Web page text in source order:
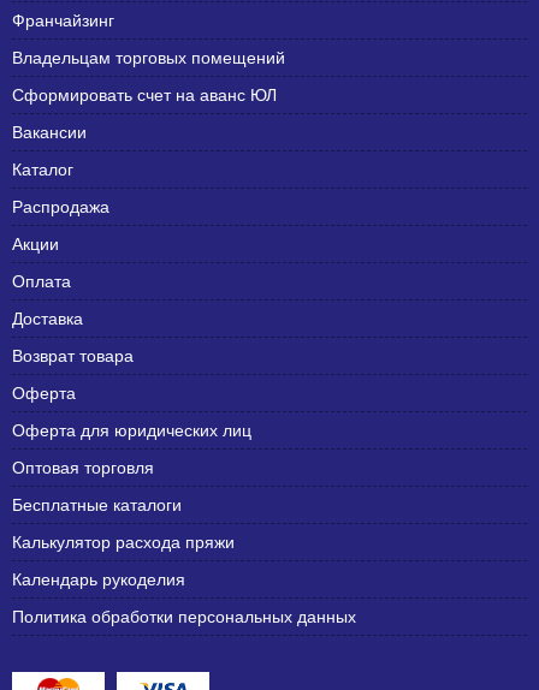
Франчайзинг
Владельцам торговых помещений
Сформировать счет на аванс ЮЛ
Вакансии
Каталог
Распродажа
Акции
Оплата
Доставка
Возврат товара
Оферта
Оферта для юридических лиц
Оптовая торговля
Бесплатные каталоги
Калькулятор расхода пряжи
Календарь рукоделия
Политика обработки персональных данных